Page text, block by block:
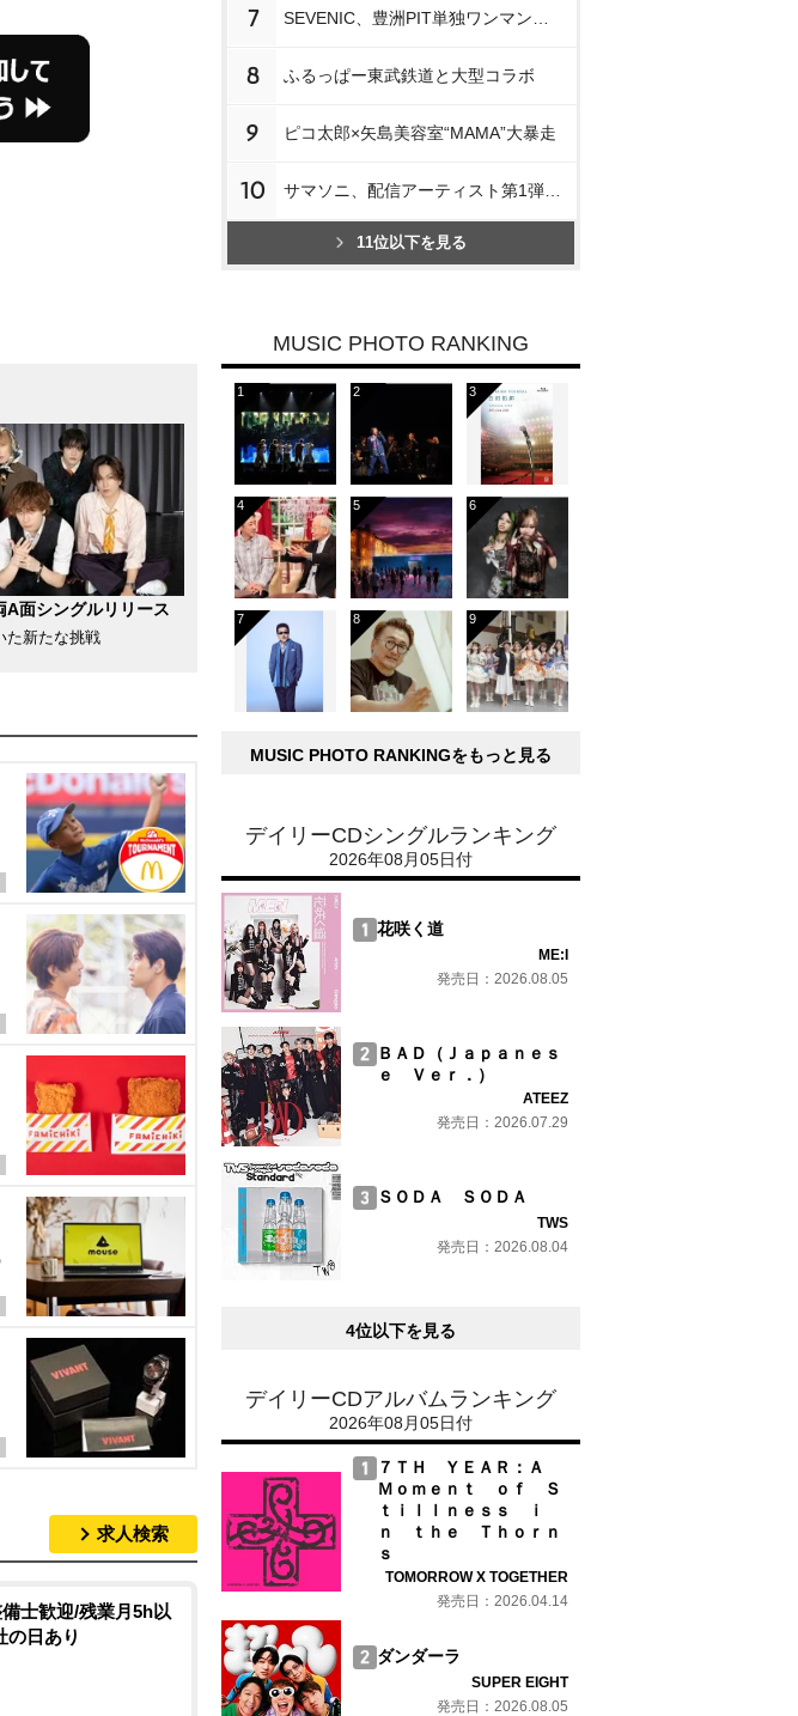
面シングルリリース
た新たな挑戦
求人検索
士歓迎/残業月5h以
の日あり
7
8 ふるっぱー東武鉄道と大型コラボ
9 ピコ太郎×矢島美容室“MAMA”大暴走
10
11位以下を見る
MUSIC PHOTO RANKING
MUSIC PHOTO RANKINGをもっと見る
デイリーCDシングルランキング
2026年08月05日付
花咲く道
ME:I
発売日：2026.08.05
ＢＡＤ（Ｊａｐａｎｅｓ
ｅ Ｖｅｒ．）
ATEEZ
発売日：2026.07.29
ＳＯＤＡ ＳＯＤＡ
TWS
発売日：2026.08.04
4位以下を見る
デイリーCDアルバムランキング
2026年08月05日付
７ＴＨ ＹＥＡＲ：Ａ
Ｍｏｍｅｎｔ ｏｆ Ｓ
ｔｉｌｌｎｅｓｓ ｉ
ｎ ｔｈｅ Ｔｈｏｒｎ
ｓ
TOMORROW X TOGETHER
発売日：2026.04.14
ダンダーラ
SUPER EIGHT
発売日：2026.08.05